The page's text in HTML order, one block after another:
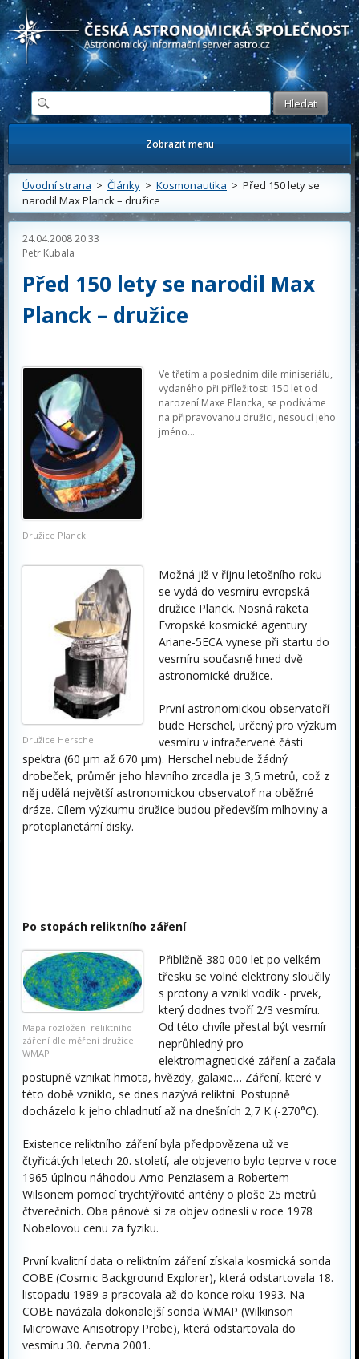
Česká astronomická společnost - Informační astronomický server
Zobrazit menu
Úvodní strana > Články > Kosmonautika > Před 150 lety se
narodil Max Planck – družice
24.04.2008 20:33
Petr Kubala
Před 150 lety se narodil Max
Planck – družice
Družice Planck
Ve třetím a posledním díle miniseriálu,
vydaného při příležitosti 150 let od
narození Maxe Plancka, se podíváme
na připravovanou družici, nesoucí jeho
jméno...
Družice Herschel
Možná již v říjnu letošního roku
se vydá do vesmíru evropská
družice Planck. Nosná raketa
Evropské kosmické agentury
Ariane-5ECA vynese při startu do
vesmíru současně hned dvě
astronomické družice.
První astronomickou observatoří
bude Herschel, určený pro výzkum
vesmíru v infračervené části
spektra (60 μm až 670 μm). Herschel nebude žádný
drobeček, průměr jeho hlavního zrcadla je 3,5 metrů, což z
něj udělá největší astronomickou observatoř na oběžné
dráze. Cílem výzkumu družice budou především mlhoviny a
protoplanetární disky.
Po stopách reliktního záření
Mapa rozložení reliktního
záření dle měření družice
WMAP
Přibližně 380 000 let po velkém
třesku se volné elektrony sloučily
s protony a vznikl vodík - prvek,
který dodnes tvoří 2/3 vesmíru.
Od této chvíle přestal být vesmír
neprůhledný pro
elektromagnetické záření a začala
postupně vznikat hmota, hvězdy, galaxie… Záření, které v
této době vzniklo, se dnes nazývá reliktní. Postupně
docházelo k jeho chladnutí až na dnešních 2,7 K (-270°C).
Existence reliktního záření byla předpovězena už ve
čtyřicátých letech 20. století, ale objeveno bylo teprve v roce
1965 úplnou náhodou Arno Penziasem a Robertem
Wilsonem pomocí trychtýřovité antény o ploše 25 metrů
čtverečních. Oba pánové si za objev odnesli v roce 1978
Nobelovou cenu za fyziku.
První kvalitní data o reliktním záření získala kosmická sonda
COBE (Cosmic Background Explorer), která odstartovala 18.
listopadu 1989 a pracovala až do konce roku 1993. Na
COBE navázala dokonalejší sonda WMAP (Wilkinson
Microwave Anisotropy Probe), která odstartovala do
vesmíru 30. června 2001.